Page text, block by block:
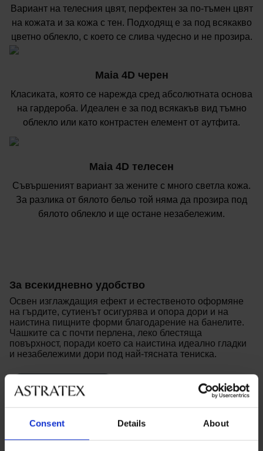
Consent Details About
Вариант на телесния цвят, перфектен за по-тъмен цвят
на кожата и за кожа с тен. Подходящ е за под всякакво
цветно облекло, с което се слива чудесно и не прозира.
Maia 4D черен
Класиката, която се нарежда сред абсолютната основа
на гардероба. Идеален е за под всякакъв вид тъмно
облекло или като контрастен елемент от аутфита.
Maia 4D телесен
Съвършеният вариант за жените с много светла кожа.
За разлика от бялото бельо той няма да прозира под
бялото облекло и ще остане незабележим.
За всекидневно удобство
Освен изглаждащия ефект и естественото оформяне
на гърдите, сутиенът осигурява и опора дори и на
наистина пищните форми благодарение на банелите.
Чашките са с почти перлена, леко блестяща
повърхност, поради което са наистина идеално гладки
и незабележими дори под най-тясната тениска.
Купете сутиенът